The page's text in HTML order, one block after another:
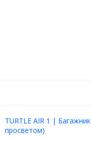
TURTLE AIR 1 |
просветом)